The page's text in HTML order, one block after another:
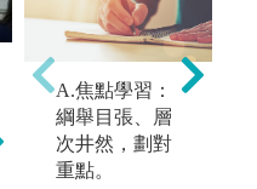
2.田野調查：
學生進入社
區，觀察與體
驗在地需求，
A.焦點學習：
綱舉目張、層
次井然，劃對
重點。